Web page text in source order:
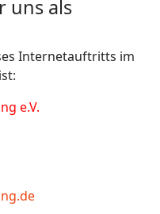
uns als
Internetauftritts im
e.V.